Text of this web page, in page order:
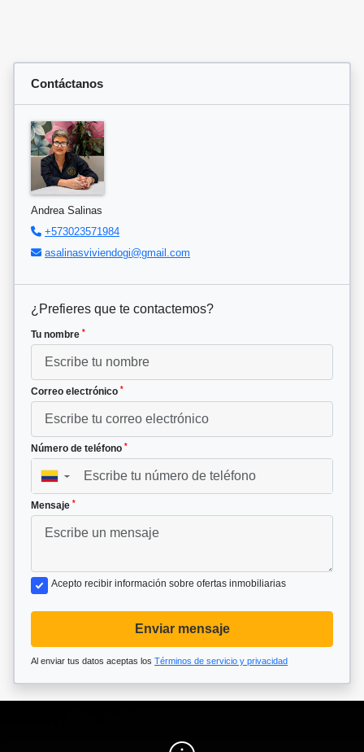
Contáctanos
Andrea Salinas
+573023571984
asalinasviviendogi@gmail.com
¿Prefieres que te contactemos?
Tu nombre *
Correo electrónico *
Número de teléfono *
▼
Mensaje *
Acepto recibir información sobre ofertas inmobiliarias
Enviar mensaje
Al enviar tus datos aceptas los Términos de servicio y privacidad